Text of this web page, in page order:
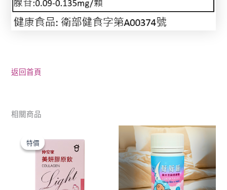
返回首頁
相關商品
特價
特價
始
價
格：
NT$550。
前
格：
NT$330。